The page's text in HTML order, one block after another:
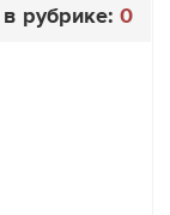
рубрике: 0